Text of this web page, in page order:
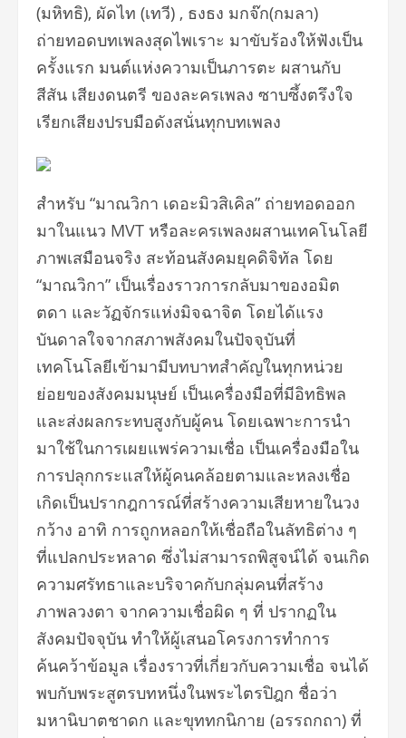
(มหิทธิ), ผัดไท (เทวี) , ธงธง มกจ๊ก(กมลา)
ถ่ายทอดบทเพลงสุดไพเราะ มาขับร้องให้ฟังเป็น
ครั้งแรก มนต์แห่งความเป็นภารตะ ผสานกับ
สีสัน เสียงดนตรี ของละครเพลง ซาบซึ้งตรึงใจ
เรียกเสียงปรบมือดังสนั่นทุกบทเพลง
สำหรับ “มาณวิกา เดอะมิวสิเคิล” ถ่ายทอดออก
มาในแนว MVT หรือละครเพลงผสานเทคโนโลยี
ภาพเสมือนจริง สะท้อนสังคมยุคดิจิทัล โดย
“มาณวิกา” เป็นเรื่องราวการกลับมาของอมิต
ตดา และวัฏจักรแห่งมิจฉาจิต โดยได้แรง
บันดาลใจจากสภาพสังคมในปัจจุบันที่
เทคโนโลยีเข้ามามีบทบาทสำคัญในทุกหน่วย
ย่อยของสังคมมนุษย์ เป็นเครื่องมือที่มีอิทธิพล
และส่งผลกระทบสูงกับผู้คน โดยเฉพาะการนำ
มาใช้ในการเผยแพร่ความเชื่อ เป็นเครื่องมือใน
การปลุกกระแสให้ผู้คนคล้อยตามและหลงเชื่อ
เกิดเป็นปรากฎการณ์ที่สร้างความเสียหายในวง
กว้าง อาทิ การถูกหลอกให้เชื่อถือในลัทธิต่าง ๆ
ที่แปลกประหลาด ซึ่งไม่สามารถพิสูจน์ได้ จนเกิด
ความศรัทธาและบริจาคกับกลุ่มคนที่สร้าง
ภาพลวงตา จากความเชื่อผิด ๆ ที่ ปรากฏใน
สังคมปัจจุบัน ทำให้ผู้เสนอโครงการทำการ
ค้นคว้าข้อมูล เรื่องราวที่เกี่ยวกับความเชื่อ จนได้
พบกับพระสูตรบทหนึ่งในพระไตรปิฎก ชื่อว่า
มหานิบาตชาดก และขุททกนิกาย (อรรถกถา) ที่